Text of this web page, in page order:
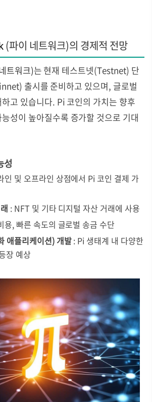
(파이 네트워크)의 경제적 전망
트워크)는 현재 테스트넷(Testnet) 단
출시를 준비하고 있으며, 글로벌
고 있습니다. Pi 코인의 가치는 향후
성이 높아질수록 증가할 것으로 기대
성
인 및 오프라인 상점에서 Pi 코인 결제 가
: NFT 및 기타 디지털 자산 거래에 사용
용, 빠른 속도의 글로벌 송금 수단
애플리케이션) 개발: Pi 생태계 내 다양한
장 예상